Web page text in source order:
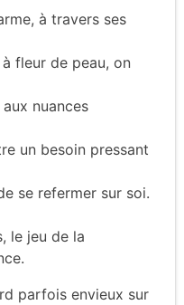
à travers ses
fleur de peau, on
nuances
un besoin pressant
se refermer sur soi.
le jeu de la
parfois envieux sur